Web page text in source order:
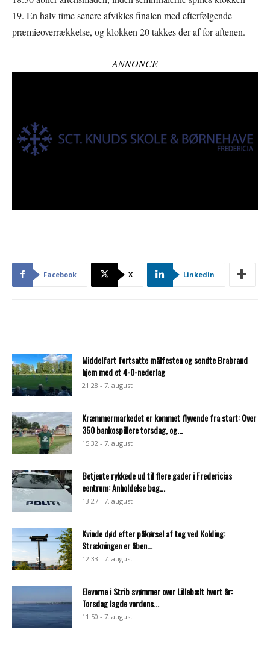
19. En halv time senere afvikles finalen med efterfølgende
præmieoverrækkelse, og klokken 20 takkes der af for aftenen.
ANNONCE
Facebook X Linkedin
Middelfart fortsatte målfesten og sendte Brabrand
hjem med et 4-0-nederlag
21:28 - 7. august
Kræmmermarkedet er kommet flyvende fra start: Over
350 bankospillere torsdag, og...
15:32 - 7. august
Betjente rykkede ud til flere gader i Fredericias
centrum: Anholdelse bag...
13:27 - 7. august
Kvinde død efter påkørsel af tog ved Kolding:
Strækningen er åben...
12:33 - 7. august
Eleverne i Strib svømmer over Lillebælt hvert år:
Torsdag lagde verdens...
11:50 - 7. august